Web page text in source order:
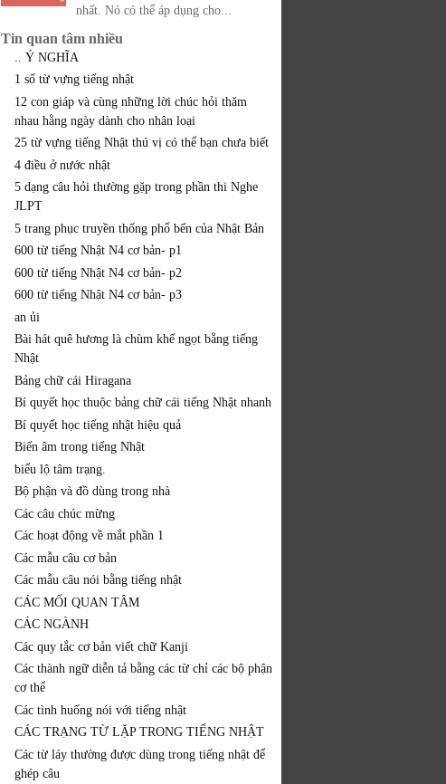
nhất. Nó có thể áp dụng cho...
Tin quan tâm nhiều
.. Ý NGHĨA
1 số từ vựng tiếng nhật
12 con giáp và cùng những lời chúc hỏi thăm
nhau hằng ngày dành cho nhân loại
25 từ vựng tiếng Nhật thú vị có thể bạn chưa biết
4 điều ở nước nhật
5 dạng câu hỏi thường gặp trong phần thi Nghe
JLPT
5 trang phục truyền thống phổ bến của Nhật Bản
600 từ tiếng Nhật N4 cơ bản- p1
600 từ tiếng Nhật N4 cơ bản- p2
600 từ tiếng Nhật N4 cơ bản- p3
an ủi
Bài hát quê hương là chùm khế ngọt bằng tiếng
Nhật
Bảng chữ cái Hiragana
Bí quyết học thuộc bảng chữ cái tiếng Nhật nhanh
Bí quyết học tiếng nhật hiệu quả
Biến âm trong tiếng Nhật
biểu lộ tâm trạng.
Bộ phận và đồ dùng trong nhà
Các câu chúc mừng
Các hoạt động về mắt phần 1
Các mẫu câu cơ bản
Các mẫu câu nói bằng tiếng nhật
CÁC MỐI QUAN TÂM
CÁC NGÀNH
Các quy tắc cơ bản viết chữ Kanji
Các thành ngữ diễn tả bằng các từ chỉ các bộ phận
cơ thể
Các tình huống nói với tiếng nhật
CÁC TRẠNG TỪ LẶP TRONG TIẾNG NHẬT
Các từ láy thường được dùng trong tiếng nhật để
ghép câu